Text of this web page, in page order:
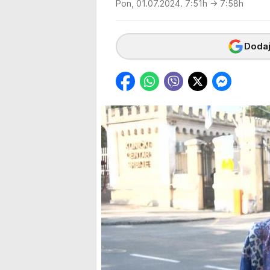
Pon, 01.07.2024. 7:51h → 7:58h